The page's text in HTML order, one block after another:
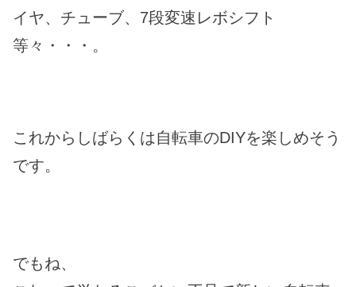
イヤ、チューブ、7段変速レボシフト
等々・・・。
これからしばらくは自転車のDIYを楽しめそう
です。
でもね、